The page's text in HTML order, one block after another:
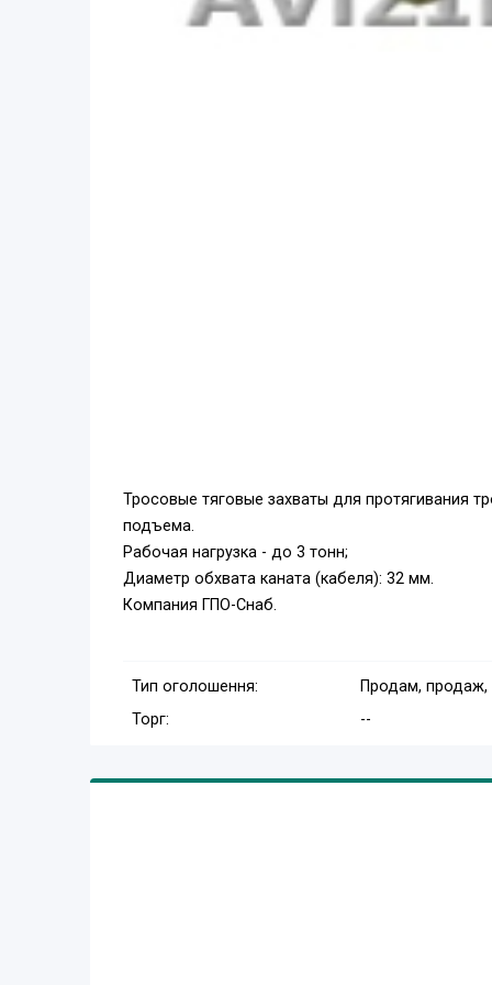
Тросовые тяговые захваты для протягивания
подъема.
Рабочая нагрузка - до 3 тонн;
Диаметр обхвата каната (кабеля): 32 мм.
Компания ГПО-Снаб.
Тип оголошення:
Продам,
Торг:
--